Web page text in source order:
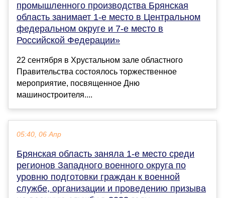
промышленного производства Брянская
область занимает 1-е место в Центральном
федеральном округе и 7-е место в
Российской Федерации»
22 сентября в Хрустальном зале областного
Правительства состоялось торжественное
мероприятие, посвященное Дню
машиностроителя....
05:40, 06 Апр
Брянская область заняла 1-е место среди
регионов Западного военного округа по
уровню подготовки граждан к военной
службе, организации и проведению призыва